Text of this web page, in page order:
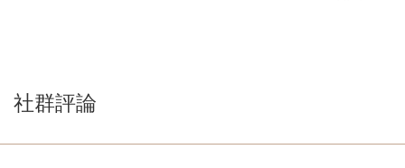
社群評論